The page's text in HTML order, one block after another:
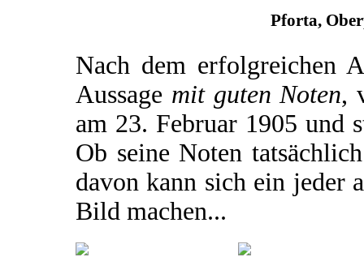
Pforta,
Nach dem erfolgreichen
Aussage mit guten Noten,
am 23. Februar 1905 und
Ob seine Noten
davon kann sich ein jeder
Bild machen...